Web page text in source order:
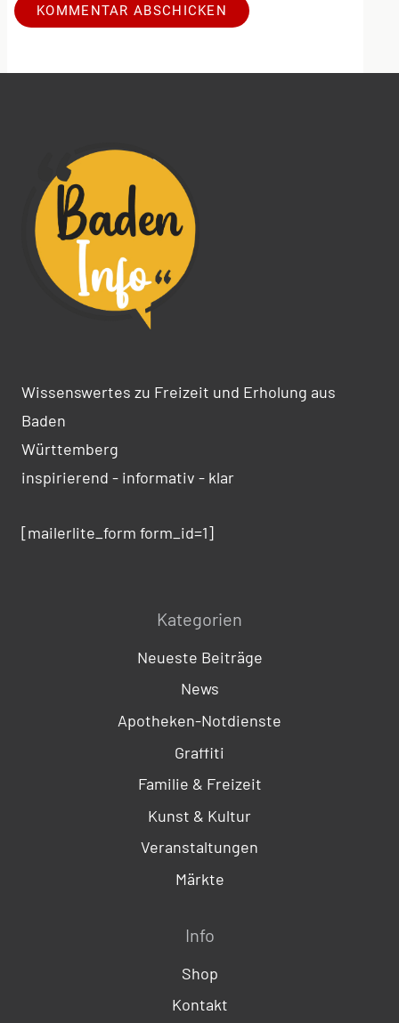
Wissenswertes zu Freizeit und Erholung aus
Baden
Württemberg
inspirierend - informativ - klar
[mailerlite_form form_id=1]
Kategorien
Neueste Beiträge
News
Apotheken-Notdienste
Graffiti
Familie & Freizeit
Kunst & Kultur
Veranstaltungen
Märkte
Info
Shop
Kontakt